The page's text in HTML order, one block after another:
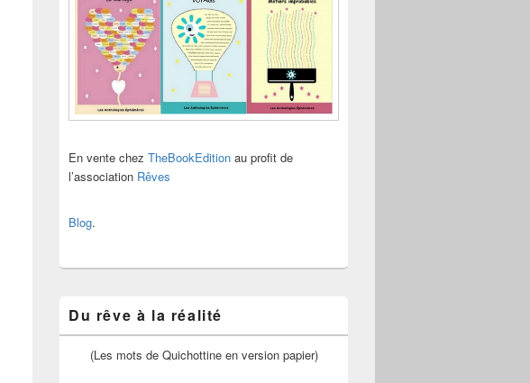
En vente chez TheBookEdition au profit de
l’association Rêves
Blog.
Du rêve à la réalité
(Les mots de Quichottine en version papier)